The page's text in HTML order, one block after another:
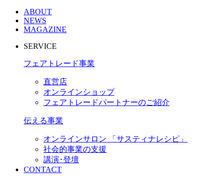
ABOUT
NEWS
MAGAZINE
SERVICE
フェアトレード事業
直営店
オンラインショップ
フェアトレードパートナーのご紹介
伝える事業
オンラインサロン 「サスティナレシピ」
社会的事業の支援
講演･登壇
CONTACT